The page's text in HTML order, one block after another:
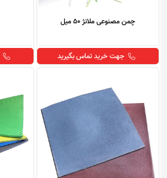
چمن مصنوعی ملانژ 50 میل
جهت خرید تماس بگیرید